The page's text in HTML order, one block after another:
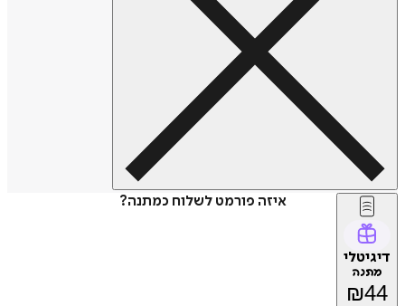
איזה פורמט לשלוח כמתנה?
דיגיטלי
מתנה
₪44